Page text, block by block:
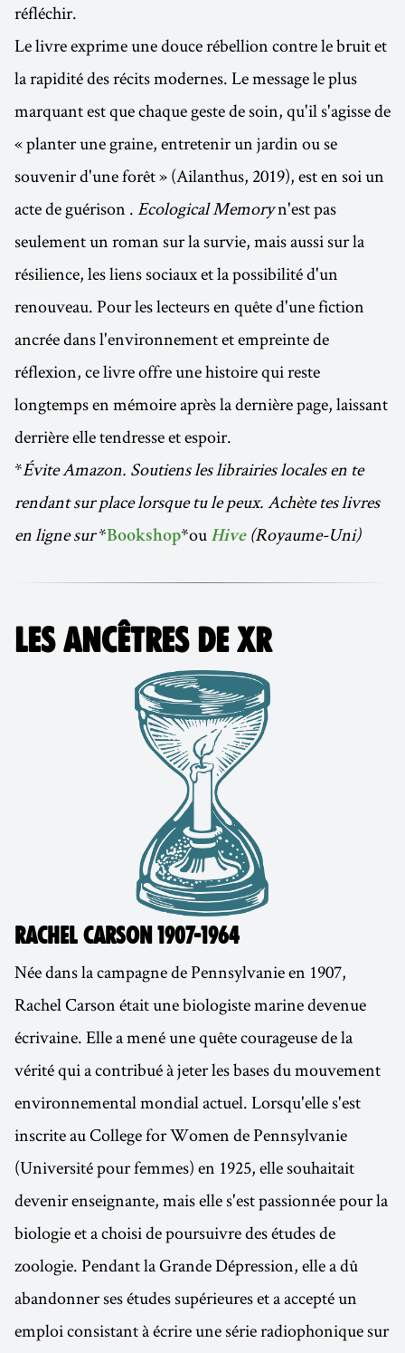
réfléchir.
Le livre exprime une douce rébellion contre le bruit et
la rapidité des récits modernes. Le message le plus
marquant est que chaque geste de soin, qu'il s'agisse de
« planter une graine, entretenir un jardin ou se
souvenir d'une forêt » (Ailanthus, 2019), est en soi un
acte de guérison .Ecological Memoryn'est pas
seulement un roman sur la survie, mais aussi sur la
résilience, les liens sociaux et la possibilité d'un
renouveau. Pour les lecteurs en quête d'une fiction
ancrée dans l'environnement et empreinte de
réflexion, ce livre offre une histoire qui reste
longtemps en mémoire après la dernière page, laissant
derrière elle tendresse et espoir.
*Évite Amazon. Soutiens les librairies locales en te
rendant sur place lorsque tu le peux. Achète tes livres
en ligne sur*Bookshop*ou Hive (Royaume-Uni)
LES ANCÊTRES DE XR
RACHEL CARSON 1907-1964
Née dans la campagne de Pennsylvanie en 1907,
Rachel Carson était une biologiste marine devenue
écrivaine. Elle a mené une quête courageuse de la
vérité qui a contribué à jeter les bases du mouvement
environnemental mondial actuel. Lorsqu'elle s'est
inscrite au College for Women de Pennsylvanie
(Université pour femmes) en 1925, elle souhaitait
devenir enseignante, mais elle s'est passionnée pour la
biologie et a choisi de poursuivre des études de
zoologie. Pendant la Grande Dépression, elle a dû
abandonner ses études supérieures et a accepté un
emploi consistant à écrire une série radiophonique sur